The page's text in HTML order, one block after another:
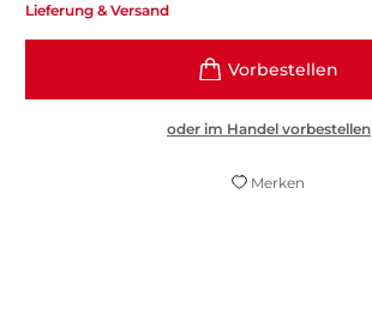
Lieferung & Versand
oder im Handel vorbestellen
Merken